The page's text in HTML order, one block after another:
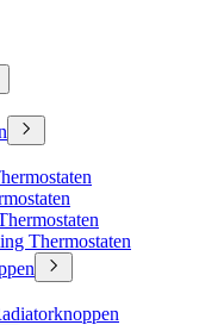
Thermostaten